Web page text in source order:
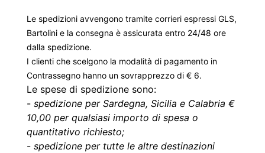
Le spedizioni avvengono tramite corrieri espressi GLS,
Bartolini e la consegna è assicurata entro 24/48 ore
dalla spedizione.
I clienti che scelgono la modalità di pagamento in
Contrassegno hanno un sovrapprezzo di € 6.
Le spese di spedizione sono:
- spedizione per Sardegna, Sicilia e Calabria €
10,00 per qualsiasi importo di spesa o
quantitativo richiesto;
- spedizione per tutte le altre destinazioni